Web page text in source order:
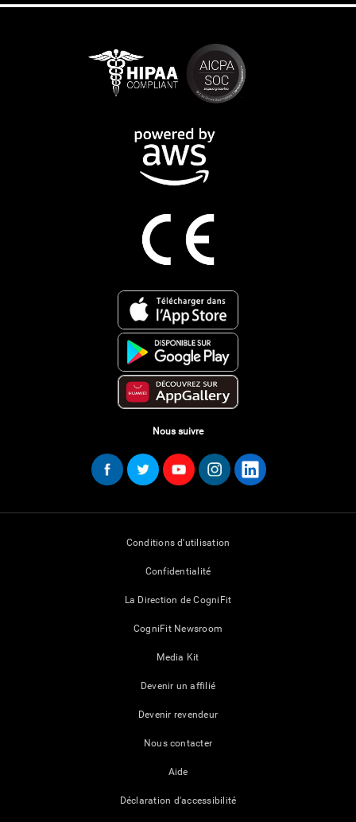
Nous suivre
Conditions d'utilisation
Confidentialité
La Direction de CogniFit
CogniFit Newsroom
Media Kit
Devenir un affilié
Devenir revendeur
Nous contacter
Aide
Déclaration d'accessibilité